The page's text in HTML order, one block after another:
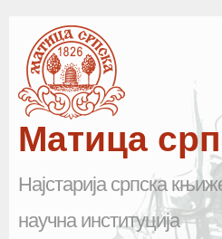
Матица
Најстарија српска
научна институција